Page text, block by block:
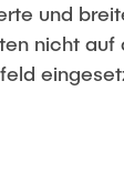
und
nicht